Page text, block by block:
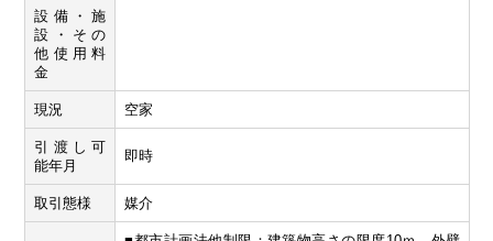
設備・施
設・その
他使用料
金
現況 空家
引渡し可
能年月
即時
取引態様 媒介